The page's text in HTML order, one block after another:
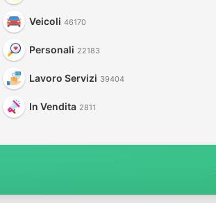
Veicoli 46170
Personali 22183
Lavoro Servizi 39404
In Vendita 2811